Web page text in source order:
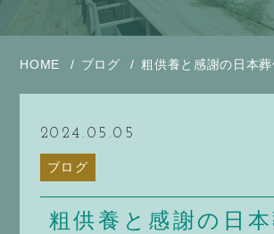
HOME ブログ 粗供養と感謝の日本
2024.05.05
ブログ
粗供養と感謝の日